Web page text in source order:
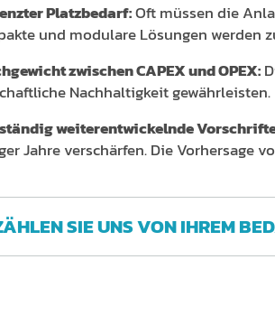
Platzbedarf:Oft müssen die
und modulare Lösungen werden
zwischen CAPEX und OPEX:
Nachhaltigkeit gewährleisten.
weiterentwickelnde
Jahre verschärfen. Die Vorhersage
SIE UNS VON IHREM